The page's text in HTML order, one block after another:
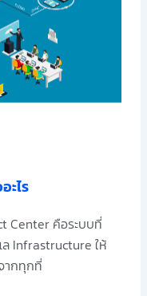
ะไร
Center คือระบบที่
Infrastructure ให้
ากทุกที่